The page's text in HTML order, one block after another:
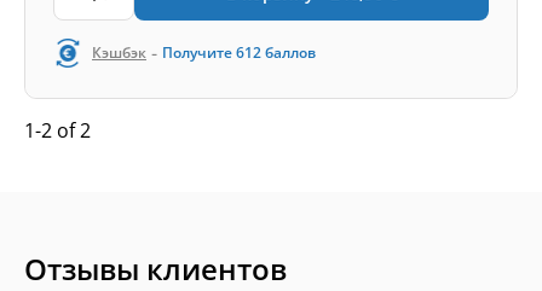
Кэшбэк - Получите612баллов
1-2 of 2
Отзывы клиентов